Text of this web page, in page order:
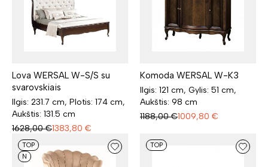
Lova WERSAL W-S/S su
svarovskiais
Ilgis: 231.7 cm, Plotis: 174 cm,
Aukštis: 131.5 cm
1628,00 €1383,80 €
Komoda WERSAL W-K3
Ilgis: 121 cm, Gylis: 51 cm,
Aukštis: 98 cm
1188,00 €1009,80 €
TOP
N
TOP